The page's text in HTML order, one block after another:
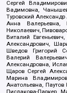
Сергей
Вадимовна,
Туровский
Анна Валерьевна,
Николаевич,
Виталий
Александрович,
Шведов Григорий
Валерий
Александровна,
Щаров Сергей
Марина
Анатольевна,
Пислакова-Паркер